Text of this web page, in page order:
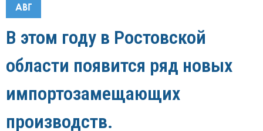
АВГ
В этом году в Ростовской
области появится ряд новых
импортозамещающих
производств.